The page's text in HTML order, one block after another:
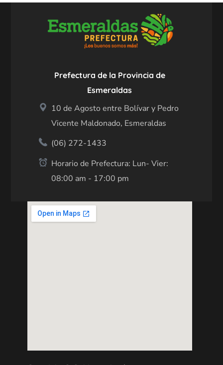
Prefectura de la Provincia de
Esmeraldas
10 de Agosto entre Bolívar y Pedro
Vicente Maldonado, Esmeraldas
(06) 272-1433
Horario de Prefectura: Lun- Vier:
08:00 am - 17:00 pm